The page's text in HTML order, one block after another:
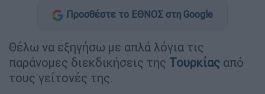
Προσθέστε το ΕΘΝΟΣ στη Google
Θέλω να εξηγήσω με απλά λόγια τις
παράνομες διεκδικήσεις της Τουρκίας από
τους γείτονές της.